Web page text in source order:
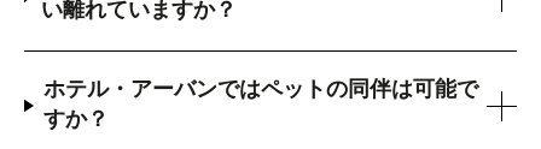
い離れていますか？
ホテル・アーバンではペットの同伴は可能で
すか？